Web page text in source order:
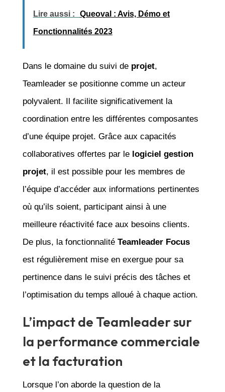
Lire aussi : Queoval : Avis, Démo et
Fonctionnalités 2023
Dans le domaine du suivi de projet,
Teamleader se positionne comme un acteur
polyvalent. Il facilite significativement la
coordination entre les différentes composantes
d’une équipe projet. Grâce aux capacités
collaboratives offertes par le logiciel gestion
projet, il est possible pour les membres de
l’équipe d’accéder aux informations pertinentes
où qu’ils soient, participant ainsi à une
meilleure réactivité face aux besoins clients.
De plus, la fonctionnalité Teamleader Focus
est régulièrement mise en exergue pour sa
pertinence dans le suivi précis des tâches et
l’optimisation du temps alloué à chaque action.
L’impact de Teamleader sur
la performance commerciale
et la facturation
Lorsque l’on aborde la question de la